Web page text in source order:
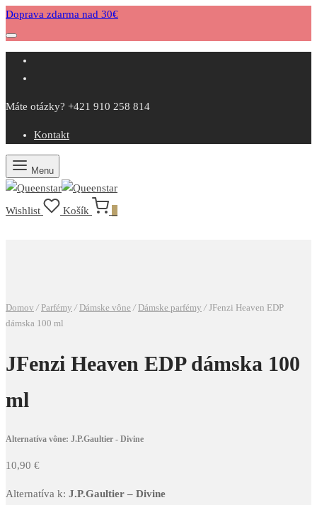
Doprava zdarma nad 30€
Máte otázky? +421 910 258 814
Kontakt
Menu
Wishlist Košík
Domov / Parfémy / Dámske vône / Dámske parfémy /JFenzi Heaven EDP
dámska 100 ml
JFenzi Heaven EDP dámska 100
ml
Alternatíva vône: J.P.Gaultier - Divine
10,90 €
Alternatíva k: J.P.Gaultier – Divine